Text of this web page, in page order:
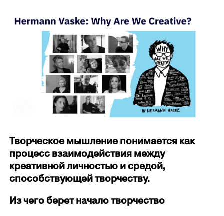
Творческое мышление понимается как
процесс взаимодействия между
креативной личностью и средой,
способствующей творчеству.
Из чего берет начало творчество